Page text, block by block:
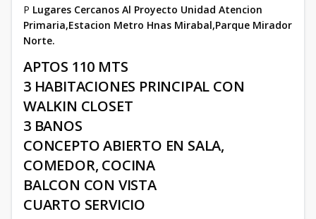
P Lugares Cercanos Al Proyecto Unidad Atencion
Primaria,Estacion Metro Hnas Mirabal,Parque Mirador
Norte.
APTOS 110 MTS
3 HABITACIONES PRINCIPAL CON
WALKIN CLOSET
3 BANOS
CONCEPTO ABIERTO EN SALA,
COMEDOR, COCINA
BALCON CON VISTA
CUARTO SERVICIO